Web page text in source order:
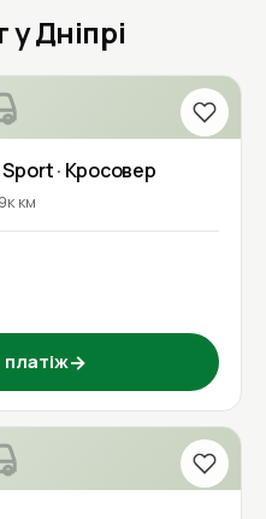
у Дніпрі
Sport· Кросовер
км
платіж→